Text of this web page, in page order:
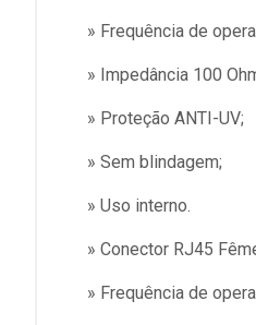
» Frequência de
» Impedância 100
» Proteção ANTI-UV;
» Sem blindagem;
» Uso interno.
» Conector RJ45
» Frequência de